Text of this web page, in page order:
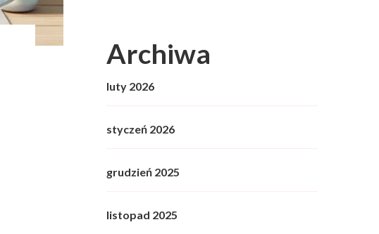
Archiwa
luty 2026
styczeń 2026
grudzień 2025
listopad 2025